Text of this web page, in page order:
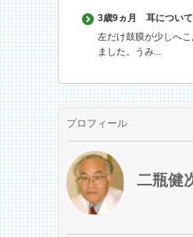
3歳9ヵ月
耳について
左だけ鼓膜が少しへ
ました。うみ...
プロフィール
二瓶健